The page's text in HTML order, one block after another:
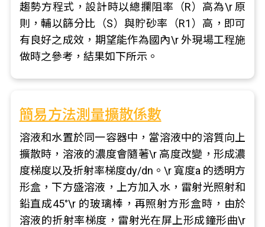
趨勢方程式，設計時以總攔阻率（R）高為\r 原
則，輔以篩分比（S）與貯砂率（R1）高，即可
有良好之成效，期望能作為國內\r 外現場工程施
做時之參考，結果如下所示。
簡易方法測量擴散係數
溶液和水置於同一容器中，當溶液中的溶質向上
擴散時，溶液的濃度會隨著\r 高度改變，形成濃
度梯度以及折射率梯度dy/dn。\r 寬度a 的透明方
形盒，下方盛溶液，上方加入水，雷射光照射和
鉛直成45°\r 的玻璃棒，再照射方形盒時，由於
溶液的折射率梯度，雷射光在屏上形成鐘形曲\r